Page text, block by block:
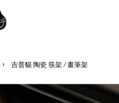
› 吉普貓 陶瓷 筷架 / 畫筆架